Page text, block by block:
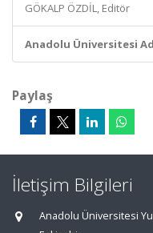
GÖKALP ÖZDİL, Editör
Anadolu Üniversitesi
Paylaş
İletişim Bilgileri
Anadolu Üniversitesi